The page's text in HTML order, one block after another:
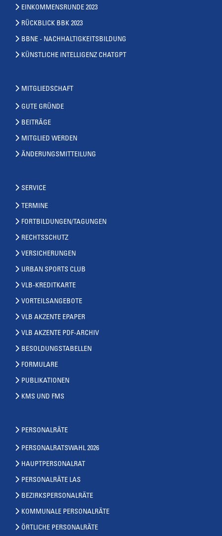
EINKOMMENSRUNDE 2023
RÜCKBLICK BBK 2023
BBNE - NACHHALTIGKEITSBILDUNG
KÜNSTLICHE INTELLIGENZ CHATGPT
MITGLIEDSCHAFT
GUTE GRÜNDE
BEITRÄGE
MITGLIED WERDEN
ÄNDERUNGSMITTEILUNG
SERVICE
TERMINE
FORTBILDUNGEN/TAGUNGEN
RECHTSSCHUTZ
VERSICHERUNGEN
URBAN SPORTS CLUB
VLB-KREDITKARTE
VORTEILSANGEBOTE
VLB AKZENTE EPAPER
VLB AKZENTE PDF-ARCHIV
BESOLDUNGSTABELLEN
FORMULARE
PUBLIKATIONEN
KMS UND FMS
PERSONALRÄTE
PERSONALRATSWAHL 2026
HAUPTPERSONALRAT
PERSONALRÄTE LAS
BEZIRKSPERSONALRÄTE
KOMMUNALE PERSONALRÄTE
ÖRTLICHE PERSONALRÄTE